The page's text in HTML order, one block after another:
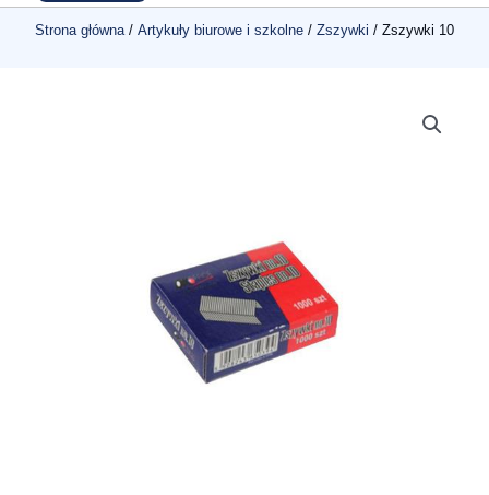
Strona główna / Artykuły biurowe i szkolne / Zszywki / Zszywki 10